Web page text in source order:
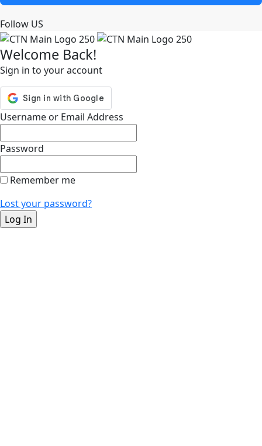
Follow US
Welcome Back!
Sign in to your account
Username or Email Address
Password
Remember me
Lost your password?